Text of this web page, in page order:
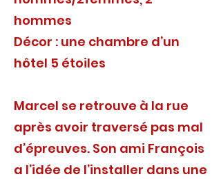
hommes
Décor : une chambre d’un
hôtel 5 étoiles
Marcel se retrouve à la rue
après avoir traversé pas mal
d’épreuves. Son ami François
a l’idée de l’installer dans une